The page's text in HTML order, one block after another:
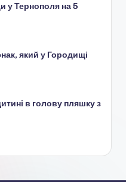
у Тернополя на 5
який у Городищі
в голову пляшку з